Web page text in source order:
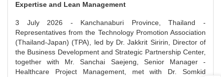
Expertise and Lean Management
3 July 2026 - Kanchanaburi Province, Thailand -
Representatives from the Technology Promotion Association
(Thailand-Japan) (TPA), led by Dr. Jakkrit Siririn, Director of
the Business Development and Strategic Partnership Center,
together with Mr. Sanchai Saejeng, Senior Manager -
Healthcare Project Management, met with Dr. Somkid